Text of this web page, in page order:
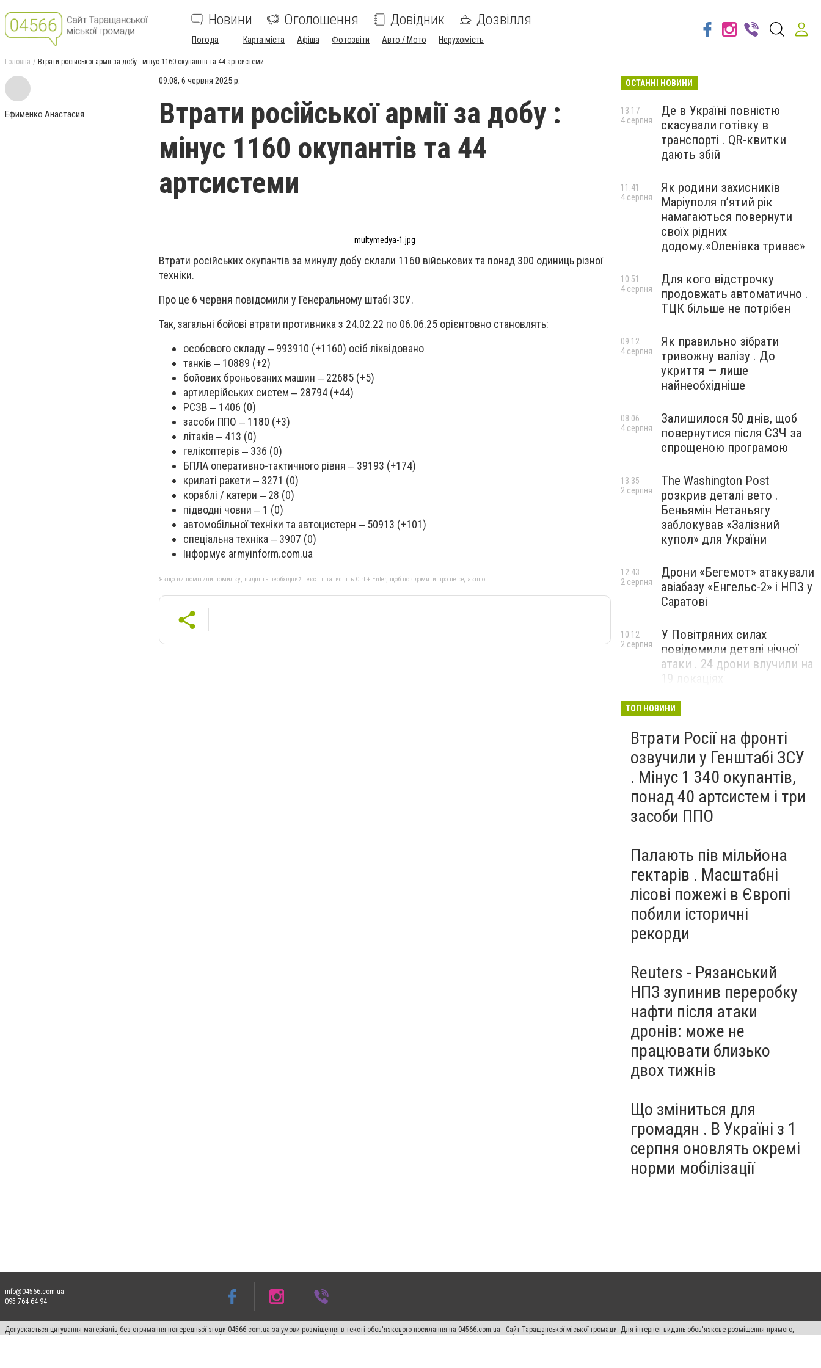
Новини Оголошення Довідник Дозвілля
Погода Карта міста Афіша Фотозвіти Авто / Мото Нерухомість
Головна Втрати російської армії за добу : мінус 1160 окупантів та 44 артсистеми
Ефименко Анастасия
09:08, 6 червня 2025 р.
Втрати російської армії за добу :
мінус 1160 окупантів та 44
артсистеми
multymedya-1.jpg
Втрати російських окупантів за минулу добу склали 1160 військових та понад 300 одиниць різної
техніки.
Про це 6 червня повідомили у Генеральному штабі ЗСУ.
Так, загальні бойові втрати противника з 24.02.22 по 06.06.25 орієнтовно становлять:
особового складу ‒ 993910 (+1160) осіб ліквідовано
танків ‒ 10889 (+2)
бойових броньованих машин ‒ 22685 (+5)
артилерійських систем ‒ 28794 (+44)
РСЗВ ‒ 1406 (0)
засоби ППО ‒ 1180 (+3)
літаків ‒ 413 (0)
гелікоптерів ‒ 336 (0)
БПЛА оперативно-тактичного рівня ‒ 39193 (+174)
крилаті ракети ‒ 3271 (0)
кораблі / катери ‒ 28 (0)
підводні човни ‒ 1 (0)
автомобільної техніки та автоцистерн ‒ 50913 (+101)
спеціальна техніка ‒ 3907 (0)
Інформує armyinform.com.ua
Якщо ви помітили помилку, виділіть необхідний текст і натисніть Ctrl + Enter, щоб повідомити про це редакцію
ОСТАННІ НОВИНИ
Де в Україні повністю
скасували готівку в
транспорті . QR-квитки
дають збій
13:17
4 серпня
Як родини захисників
Маріуполя пʼятий рік
намагаються повернути
своїх рідних
додому.«Оленівка триває»
11:41
4 серпня
Для кого відстрочку
продовжать автоматично .
ТЦК більше не потрібен
10:51
4 серпня
Як правильно зібрати
тривожну валізу . До
укриття — лише
найнеобхідніше
09:12
4 серпня
Залишилося 50 днів, щоб
повернутися після СЗЧ за
спрощеною програмою
08:06
4 серпня
The Washington Post
розкрив деталі вето .
Беньямін Нетаньягу
заблокував «Залізний
купол» для України
13:35
2 серпня
Дрони «Бегемот» атакували
авіабазу «Енгельс-2» і НПЗ у
Саратові
12:43
2 серпня
У Повітряних силах
повідомили деталі нічної
атаки . 24 дрони влучили на
19 локаціях
10:12
2 серпня
ТОП НОВИНИ
Втрати Росії на фронті
озвучили у Генштабі ЗСУ
. Мінус 1 340 окупантів,
понад 40 артсистем і три
засоби ППО
Палають пів мільйона
гектарів . Масштабні
лісові пожежі в Європі
побили історичні
рекорди
Reuters - Рязанський
НПЗ зупинив переробку
нафти після атаки
дронів: може не
працювати близько
двох тижнів
Що зміниться для
громадян . В Україні з 1
серпня оновлять окремі
норми мобілізації
info@04566.com.ua
095 764 64 94
Допускається цитування матеріалів без отримання попередньої згоди 04566.com.ua за умови розміщення в тексті обов'язкового посилання на 04566.com.ua - Cайт Таращанської міської громади. Для інтернет-видань обов'язкове розміщення прямого,
відкритого для пошукових систем гіперпосилання на цитовані статті не нижче другого абзацу в тексті або в якості джерела. Порушення виняткових прав переслідується Законом.